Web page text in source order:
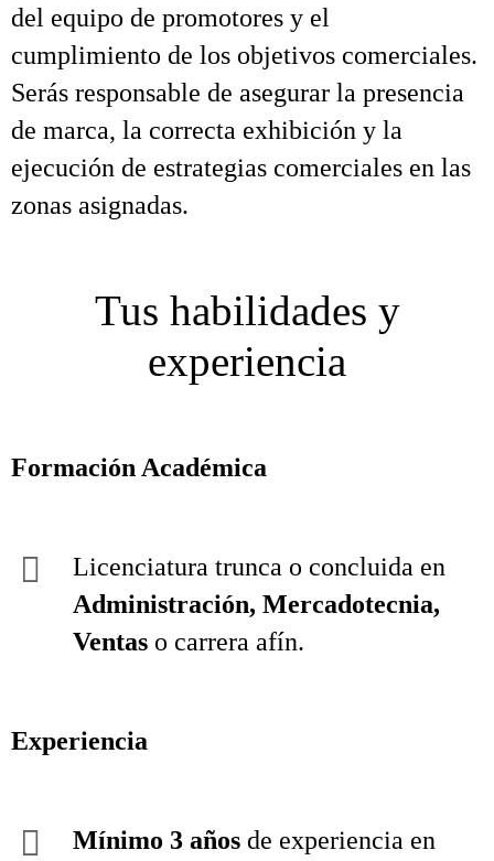
del equipo de promotores y el
cumplimiento de los objetivos comerciales.
Serás responsable de asegurar la presencia
de marca, la correcta exhibición y la
ejecución de estrategias comerciales en las
zonas asignadas.
Tus habilidades y
experiencia
Formación Académica
Licenciatura trunca o concluida en
Administración, Mercadotecnia,
Ventas o carrera afín.
Experiencia
Mínimo 3 años de experiencia en